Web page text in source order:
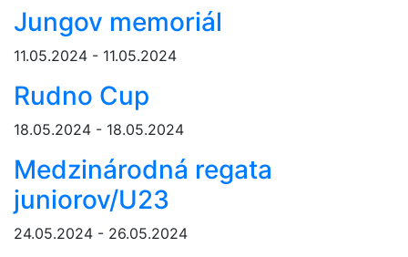
Jungov memoriál
11.05.2024 - 11.05.2024
Rudno Cup
18.05.2024 - 18.05.2024
Medzinárodná regata
juniorov/U23
24.05.2024 - 26.05.2024